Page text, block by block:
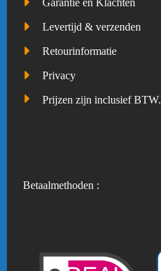
Garantie en Klachten
Levertijd & verzenden
Retourinformatie
Privacy
Prijzen zijn inclusief BTW.
Betaalmethoden :